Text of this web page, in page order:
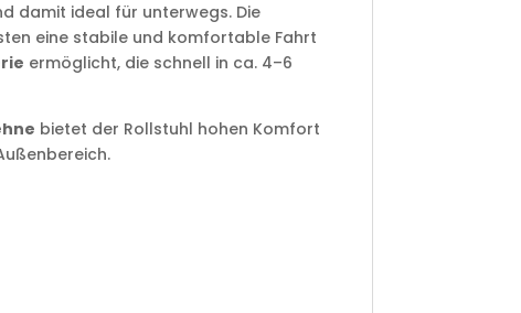
damit ideal für unterwegs. Die
eine stabile und komfortable Fahrt
ermöglicht, die schnell in ca. 4–6
bietet der Rollstuhl hohen Komfort